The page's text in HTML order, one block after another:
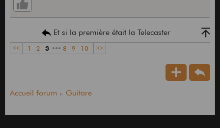
Et si la première était la Telecaster
<< 1 2 3 ••• 8 9 10 >>
Accueil forum Guitare